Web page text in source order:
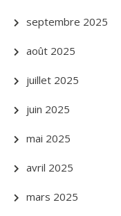
septembre 2025
août 2025
juillet 2025
juin 2025
mai 2025
avril 2025
mars 2025